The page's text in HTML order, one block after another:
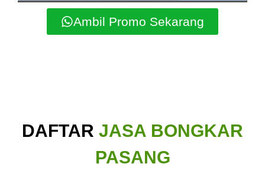
Ambil Promo Sekarang
DAFTAR JASA BONGKAR
PASANG